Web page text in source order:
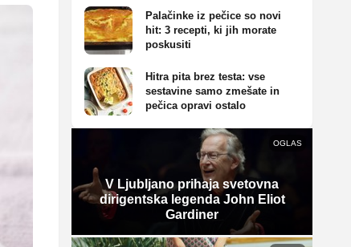
Palačinke iz pečice so novi
hit: 3 recepti, ki jih morate
poskusiti
Hitra pita brez testa: vse
sestavine samo zmešate in
pečica opravi ostalo
OGLAS
V Ljubljano prihaja svetovna
dirigentska legenda John Eliot
Gardiner